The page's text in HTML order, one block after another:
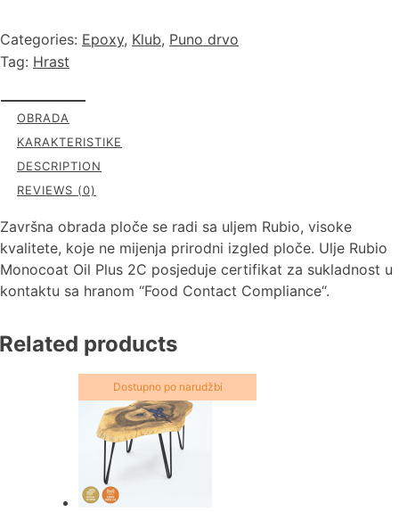
Categories: Epoxy, Klub, Puno drvo
Tag: Hrast
OBRADA
KARAKTERISTIKE
DESCRIPTION
REVIEWS (0)
Završna obrada ploče se radi sa uljem Rubio, visoke
kvalitete, koje ne mijenja prirodni izgled ploče. Ulje Rubio
Monocoat Oil Plus 2C posjeduje certifikat za sukladnost u
kontaktu sa hranom “Food Contact Compliance“.
Related products
Dostupno po narudžbi